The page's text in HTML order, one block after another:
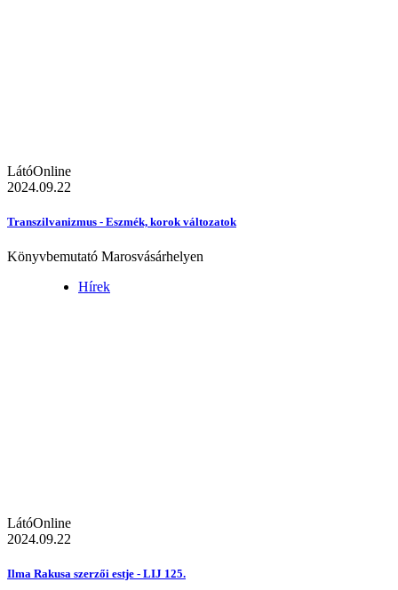
LátóOnline
2024.09.22
Transzilvanizmus - Eszmék, korok változatok
Könyvbemutató Marosvásárhelyen
Hírek
LátóOnline
2024.09.22
Ilma Rakusa szerzői estje - LIJ 125.